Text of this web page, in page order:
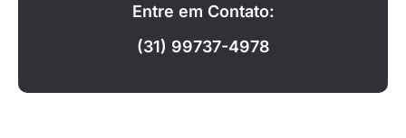
Entre em Contato:
(31) 99737-4978